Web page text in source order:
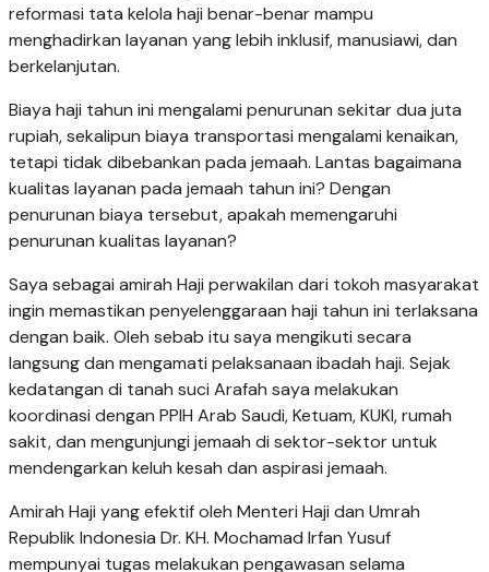
reformasi tata kelola haji benar-benar mampu
menghadirkan layanan yang lebih inklusif, manusiawi, dan
berkelanjutan.
Biaya haji tahun ini mengalami penurunan sekitar dua juta
rupiah, sekalipun biaya transportasi mengalami kenaikan,
tetapi tidak dibebankan pada jemaah. Lantas bagaimana
kualitas layanan pada jemaah tahun ini? Dengan
penurunan biaya tersebut, apakah memengaruhi
penurunan kualitas layanan?
Saya sebagai amirah Haji perwakilan dari tokoh masyarakat
ingin memastikan penyelenggaraan haji tahun ini terlaksana
dengan baik. Oleh sebab itu saya mengikuti secara
langsung dan mengamati pelaksanaan ibadah haji. Sejak
kedatangan di tanah suci Arafah saya melakukan
koordinasi dengan PPIH Arab Saudi, Ketuam, KUKI, rumah
sakit, dan mengunjungi jemaah di sektor-sektor untuk
mendengarkan keluh kesah dan aspirasi jemaah.
Amirah Haji yang efektif oleh Menteri Haji dan Umrah
Republik Indonesia Dr. KH. Mochamad Irfan Yusuf
mempunyai tugas melakukan pengawasan selama